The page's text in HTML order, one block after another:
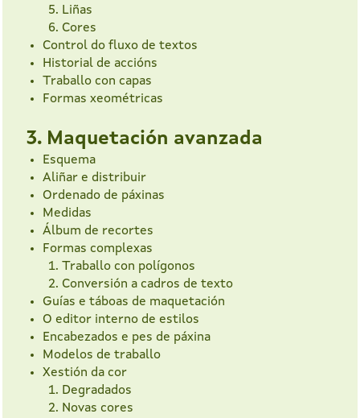
Liñas
Cores
Control do fluxo de textos
Historial de accións
Traballo con capas
Formas xeométricas
3. Maquetación avanzada
Esquema
Aliñar e distribuir
Ordenado de páxinas
Medidas
Álbum de recortes
Formas complexas
Traballo con polígonos
Conversión a cadros de texto
Guías e táboas de maquetación
O editor interno de estilos
Encabezados e pes de páxina
Modelos de traballo
Xestión da cor
Degradados
Novas cores